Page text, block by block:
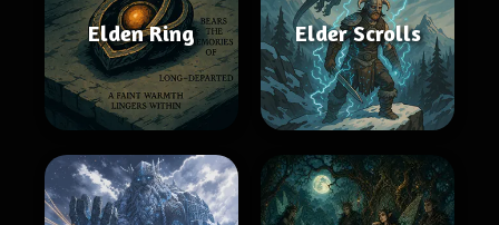
Elden Ring Elder Scrolls